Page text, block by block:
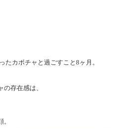
カボチャと過ごすこと8ヶ月。
存在感は、